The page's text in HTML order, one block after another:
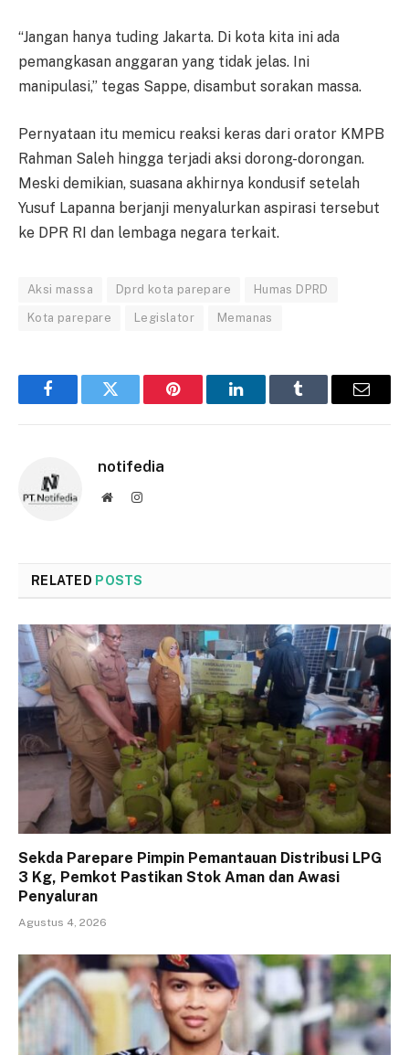
“Jangan hanya tuding Jakarta. Di kota kita ini ada
pemangkasan anggaran yang tidak jelas. Ini
manipulasi,” tegas Sappe, disambut sorakan massa.
Pernyataan itu memicu reaksi keras dari orator KMPB
Rahman Saleh hingga terjadi aksi dorong-dorongan.
Meski demikian, suasana akhirnya kondusif setelah
Yusuf Lapanna berjanji menyalurkan aspirasi tersebut
ke DPR RI dan lembaga negara terkait.
Aksi massa Dprd kota parepare Humas DPRD
Kota parepare Legislator Memanas
FacebookTwitter Pinterest LinkedInTumblr Email
notifedia
WebsiteInstagram
RELATED POSTS
Sekda Parepare Pimpin Pemantauan Distribusi LPG
3 Kg, Pemkot Pastikan Stok Aman dan Awasi
Penyaluran
Agustus 4, 2026